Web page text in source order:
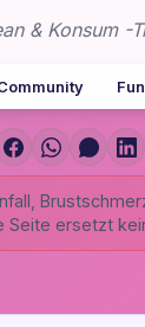
& Konsum
Seite ersetzt